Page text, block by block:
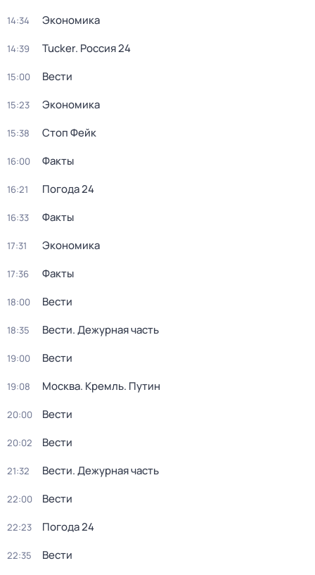
14:34 Экономика
14:39 Tucker. Россия 24
15:00 Вести
15:23 Экономика
15:38 Стоп Фейк
16:00 Факты
16:21 Погода 24
16:33 Факты
17:31 Экономика
17:36 Факты
18:00 Вести
18:35 Вести. Дежурная часть
19:00 Вести
19:08 Москва. Кремль. Путин
20:00 Вести
20:02 Вести
21:32 Вести. Дежурная часть
22:00 Вести
22:23 Погода 24
22:35 Вести